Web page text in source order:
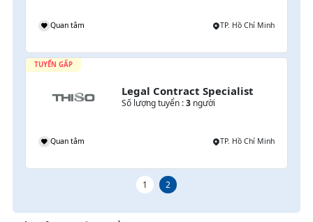
Quan tâm TP. Hồ Chí Minh
Legal Contract Specialist
Số lượng tuyển :3người
Quan tâm TP. Hồ Chí Minh
TUYỂN GẤP
1 2